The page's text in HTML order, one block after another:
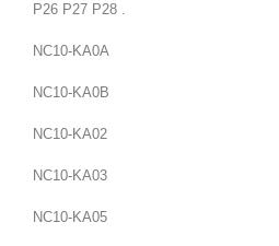
P26 P27 P28 .
NC10-KA0A
NC10-KA0B
NC10-KA02
NC10-KA03
NC10-KA05